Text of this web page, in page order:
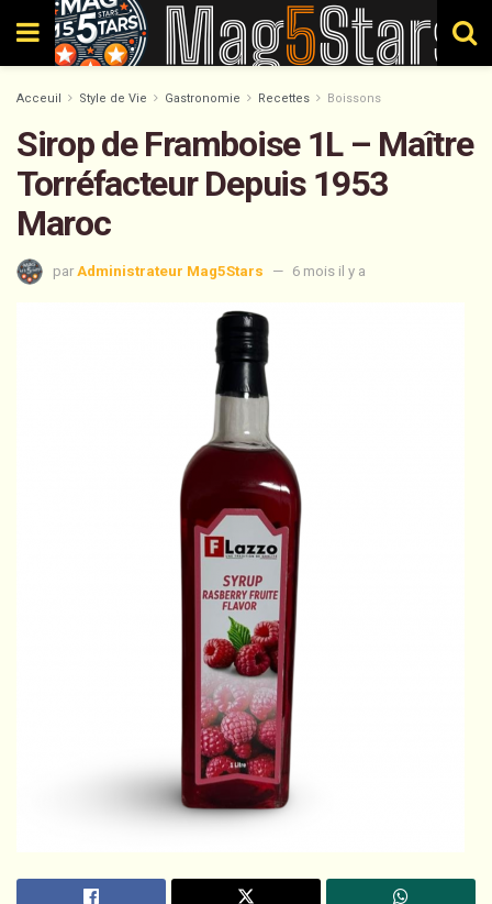
Acceuil Style de Vie Gastronomie Recettes Boissons
Sirop de Framboise 1L – Maître
Torréfacteur Depuis 1953
Maroc
par Administrateur Mag5Stars 6 mois il y a